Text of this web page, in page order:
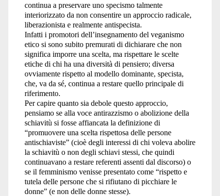
continua a preservare uno specismo talmente
interiorizzato da non consentire un approccio radicale,
liberazionista e realmente antispecista.
Infatti i promotori dell’insegnamento del veganismo
etico si sono subito premurati di dichiarare che non
significa imporre una scelta, ma rispettare le scelte
etiche di chi ha una diversità di pensiero; diversa
ovviamente rispetto al modello dominante, specista,
che, va da sé, continua a restare quello principale di
riferimento.
Per capire quanto sia debole questo approccio,
pensiamo se alla voce antirazzismo o abolizione della
schiavitù si fosse affiancata la definizione di
“promuovere una scelta rispettosa delle persone
antischiaviste” (cioè degli interessi di chi voleva abolire
la schiavitù o non degli schiavi stessi, che quindi
continuavano a restare referenti assenti dal discorso) o
se il femminismo venisse presentato come “rispetto e
tutela delle persone che si rifiutano di picchiare le
donne” (e non delle donne stesse).